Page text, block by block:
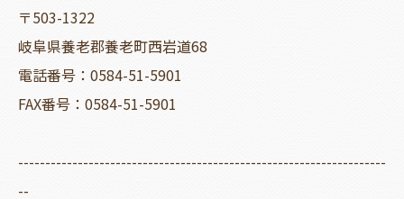
〒503-1322
岐阜県養老郡養老町西岩道68
電話番号：0584-51-5901
FAX番号：0584-51-5901
--------------------------------------------------------------------
--